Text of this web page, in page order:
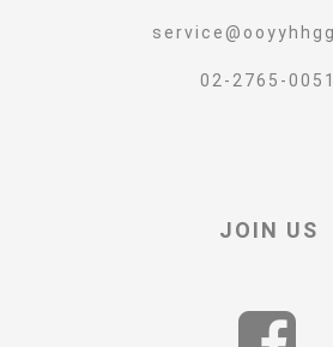
02-2765-0051
JOIN US